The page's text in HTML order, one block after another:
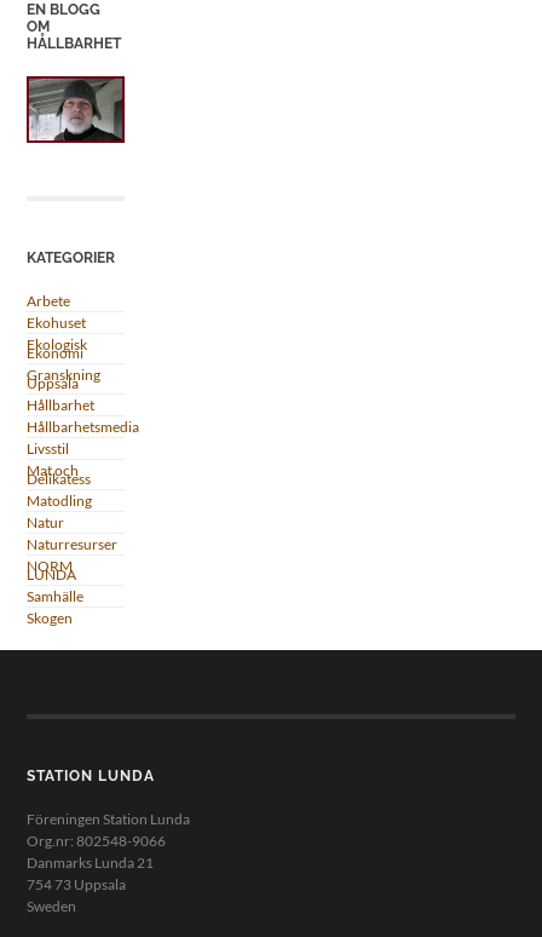
EN BLOGG
OM
HÅLLBARHET
KATEGORIER
Arbete
Ekohuset
Ekologisk
Ekonomi
Granskning
Uppsala
Hållbarhet
Hållbarhetsmedia
Livsstil
Mat och
Delikatess
Matodling
Natur
Naturresurser
NORM
LUNDA
Samhälle
Skogen
STATION LUNDA
Föreningen Station Lunda
Org.nr: 802548-9066
Danmarks Lunda 21
754 73 Uppsala
Sweden